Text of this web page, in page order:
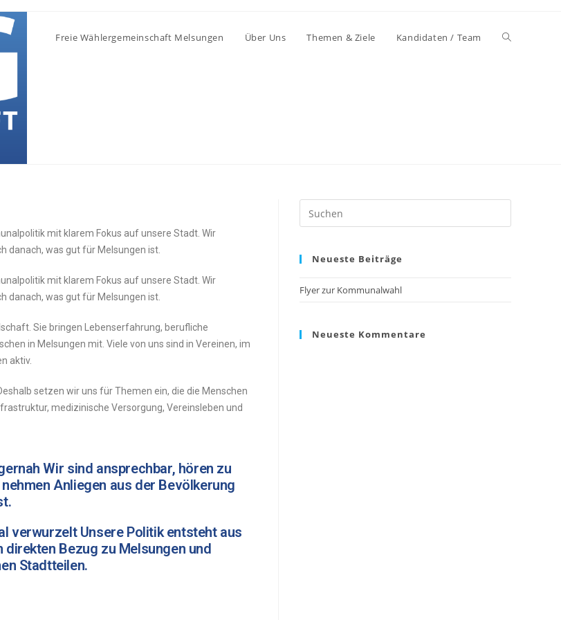
Freie Wählergemeinschaft Melsungen Über Uns Themen & Ziele Kandidaten / Team
mit klarem Fokus auf unsere Stadt. Wir
danach, was gut für Melsungen ist.
mit klarem Fokus aufunsere Stadt. Wir
danach, was gutfür Melsungen ist.
Sie bringen Lebenserfahrung, berufliche
in Melsungen mit. Viele von uns sind in Vereinen, im
aktiv.
setzen wiruns fürThemen ein, die die Menschen
medizinische Versorgung, Vereinsleben und
Wir sind ansprechbar, hören zu
nehmen Anliegen aus der Bevölkerung
verwurzelt Unsere Politik entsteht aus
direkten Bezug zu Melsungen und
Stadtteilen.
Neueste Beiträge
Flyer zur Kommunalwahl
Neueste Kommentare